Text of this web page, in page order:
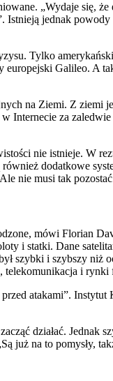
„Wydaje się, że
Istnieją jednak
Tylko
europejski Galileo. A
na Ziemi. Z ziemi
Internecie za
nie istnieje. W
dodatkowe
nie musi tak
mówi Florian
i statki. Dane
szybki i szybszy niż
telekomunikacja i rynki
przed atakami”.
działać. Jednak
już na to pomysły,